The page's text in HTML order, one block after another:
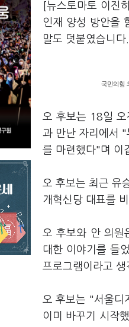
[뉴스토마토 이진
인재 양성 방안을
말도 덧붙였습니다.
국민의힘
오 후보는 18일 오
과 만난 자리에서 "
를 마련했다"며 이
오 후보는 최근 유
개혁신당 대표를
오 후보와 안 의원
대한 이야기를 들
프로그램이라고
오 후보는 "서울디
이미 바꾸기 시작